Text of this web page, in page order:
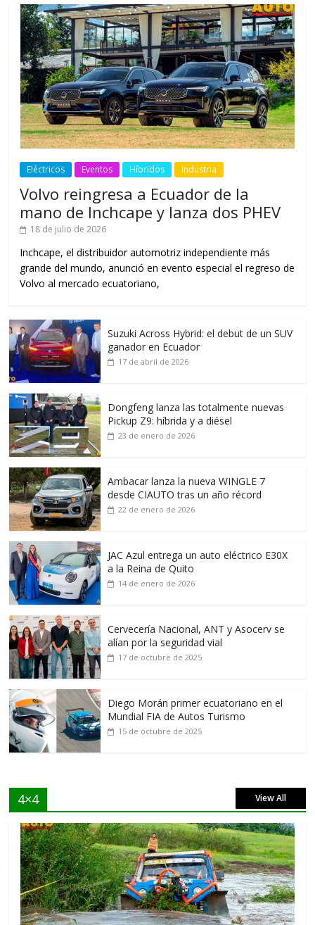
Eléctricos Eventos Híbridos Industria
Volvo reingresa a Ecuador de la
mano de Inchcape y lanza dos PHEV
18 de julio de 2026
Inchcape, el distribuidor automotriz independiente más
grande del mundo, anunció en evento especial el regreso de
Volvo al mercado ecuatoriano,
Suzuki Across Hybrid: el debut de un SUV
ganador en Ecuador
17 de abril de 2026
Dongfeng lanza las totalmente nuevas
Pickup Z9: híbrida y a diésel
23 de enero de 2026
Ambacar lanza la nueva WINGLE 7
desde CIAUTO tras un año récord
22 de enero de 2026
JAC Azul entrega un auto eléctrico E30X
a la Reina de Quito
14 de enero de 2026
Cervecería Nacional, ANT y Asocerv se
alían por la seguridad vial
17 de octubre de 2025
Diego Morán primer ecuatoriano en el
Mundial FIA de Autos Turismo
15 de octubre de 2025
4×4 View All